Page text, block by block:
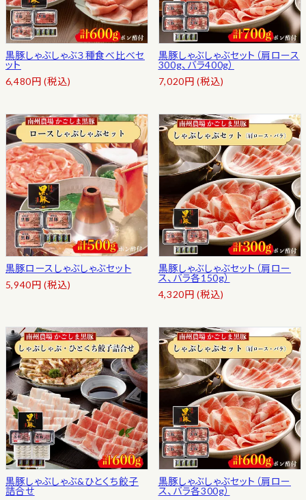
黒豚しゃぶしゃぶ３種食べ比べセ
ット
6,480円(税込)
黒豚しゃぶしゃぶセット（肩ロース
300g、バラ400g）
7,020円(税込)
黒豚ロースしゃぶしゃぶセット
5,940円(税込)
黒豚しゃぶしゃぶセット（肩ロー
ス、バラ各150g）
4,320円(税込)
黒豚しゃぶしゃぶ&ひとくち餃子
詰合せ
黒豚しゃぶしゃぶセット（肩ロー
ス、バラ各300g）